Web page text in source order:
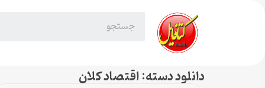
دانلود دسته: اقتصاد کلان